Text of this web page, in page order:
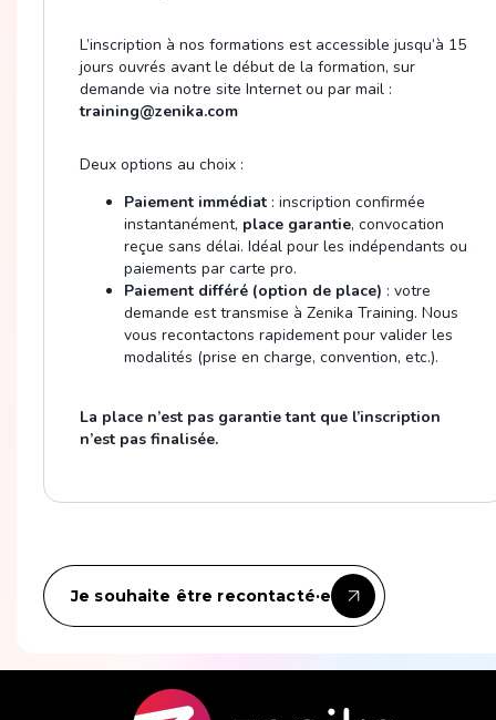
L’inscription à nos formations est accessible jusqu’à 15
jours ouvrés avant le début de la formation, sur
demande via notre site Internet ou par mail :
training@zenika.com
Deux options au choix :
Paiement immédiat : inscription confirmée
instantanément, place garantie, convocation
reçue sans délai. Idéal pour les indépendants ou
paiements par carte pro.
Paiement différé (option de place) : votre
demande est transmise à Zenika Training. Nous
vous recontactons rapidement pour valider les
modalités (prise en charge, convention, etc.).
La place n’est pas garantie tant que l’inscription
n’est pas finalisée.
Je souhaite être recontacté·e